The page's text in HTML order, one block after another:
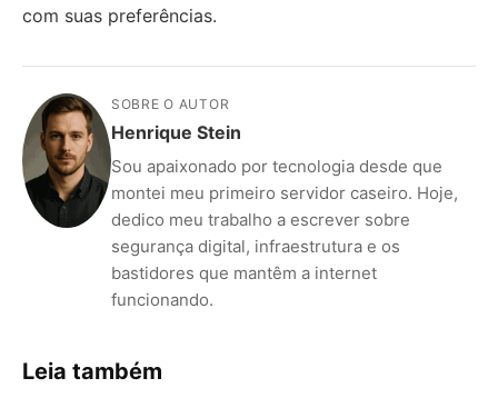
com suas preferências.
SOBRE O AUTOR
Henrique Stein
Sou apaixonado por tecnologia desde que
montei meu primeiro servidor caseiro. Hoje,
dedico meu trabalho a escrever sobre
segurança digital, infraestrutura e os
bastidores que mantêm a internet
funcionando.
Leia também